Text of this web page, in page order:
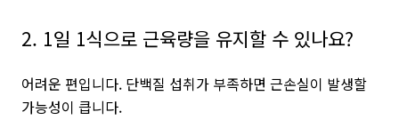
2. 1일 1식으로 근육량을 유지할 수 있나요?
어려운 편입니다. 단백질 섭취가 부족하면 근손실이 발생할
가능성이 큽니다.